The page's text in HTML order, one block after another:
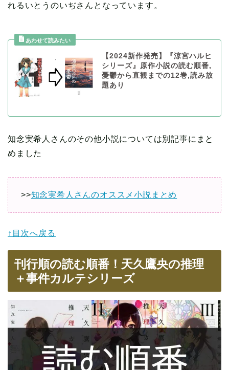
れるいとうのいぢさんとなっています。
【2024新作発売】『涼宮ハルヒ
シリーズ』原作小説の読む順番,
憂鬱から直観までの12巻,読み放
題あり
知念実希人さんのその他小説については別記事にまと
めました
>>知念実希人さんのオススメ小説まとめ
↑目次へ戻る
刊行順の読む順番！天久鷹央の推理
＋事件カルテシリーズ